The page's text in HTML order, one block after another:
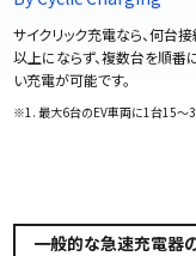
サイクリック充電なら、何台
以上にならず、複数台を順番
い充電が可能です。
※1. 最大6台のEV車両に1台15～
一般的な急速充電器